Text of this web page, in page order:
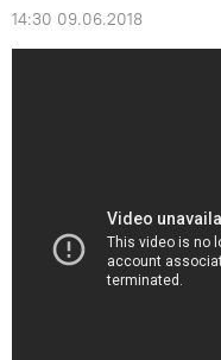
14:30 09.06.2018